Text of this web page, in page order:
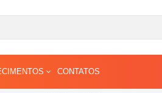
CONTATOS